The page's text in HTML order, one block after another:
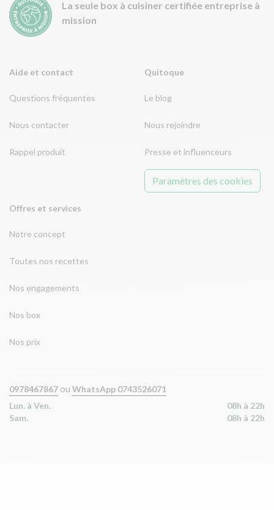
Aide et contact
Questions fréquentes
Nous contacter
Rappel produit
Offres et services
Notre concept
Toutes nos recettes
Nos engagements
Nos box
Nos prix
Quitoque
Le blog
Nous rejoindre
Presse et influenceurs
Paramètres des cookies
La seule box à cuisiner certifiée entreprise à
mission
0978467867 ou WhatsApp 0743526071
Lun. à Ven.
08h à 22h
Sam.
08h à 22h